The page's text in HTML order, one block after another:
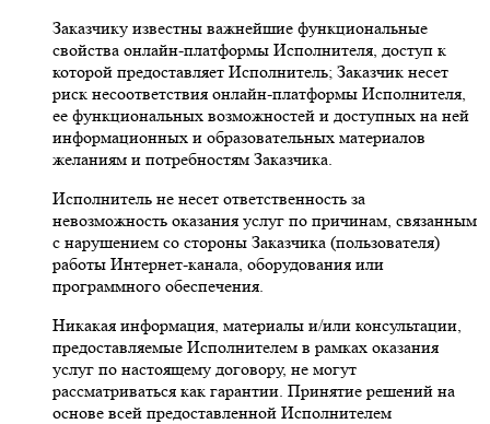
Заказчику известны важнейшие функциональные
свойства онлайн-платформы Исполнителя, доступ к
которой предоставляет Исполнитель; Заказчик несет
риск несоответствия онлайн-платформы Исполнителя,
ее функциональных возможностей и доступных на ней
информационных и образовательных материалов
желаниям и потребностям Заказчика.
Исполнитель не несет ответственность за
невозможность оказания услуг по причинам, связанным
с нарушением со стороны Заказчика (пользователя)
работы Интернет-канала, оборудования или
программного обеспечения.
Никакая информация, материалы и/или консультации,
предоставляемые Исполнителем в рамках оказания
услуг по настоящему договору, не могут
рассматриваться как гарантии. Принятие решений на
основе всей предоставленной Исполнителем